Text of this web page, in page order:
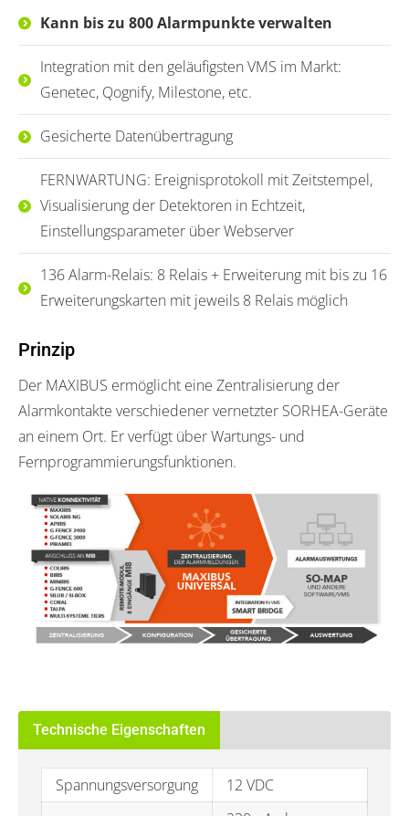
Kann bis zu 800 Alarmpunkte verwalten
Integration mit den geläufigsten VMS im Markt:
Genetec, Qognify, Milestone, etc.
Gesicherte Datenübertragung
FERNWARTUNG: Ereignisprotokoll mit Zeitstempel,
Visualisierung der Detektoren in Echtzeit,
Einstellungsparameter über Webserver
136 Alarm-Relais: 8 Relais + Erweiterung mit bis zu 16
Erweiterungskarten mit jeweils 8 Relais möglich
Prinzip
Der MAXIBUS ermöglicht eine Zentralisierung der
Alarmkontakte verschiedener vernetzter SORHEA-Geräte
an einem Ort. Er verfügt über Wartungs- und
Fernprogrammierungsfunktionen.
Technische Eigenschaften
Spannungsversorgung
12 VDC